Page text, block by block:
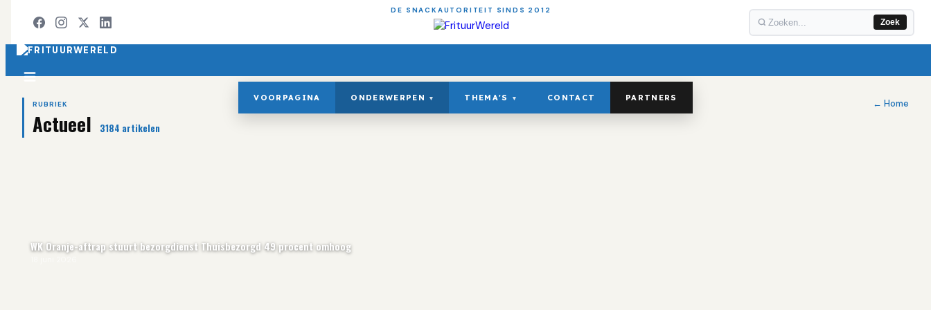
DE SNACKAUTORITEIT SINDS 2012
Zoek
VOORPAGINA ONDERWERPEN ▾ THEMA'S ▾ CONTACT PARTNERS
RUBRIEK
Actueel 3184 artikelen
← Home
WK Oranje-aftrap stuurt bezorgdienst Thuisbezorgd 49 procent omhoog